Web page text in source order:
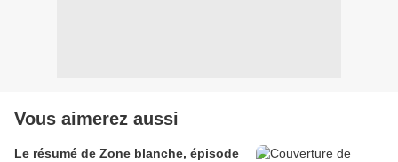
Vous aimerez aussi
Le résumé de Zone blanche, épisode